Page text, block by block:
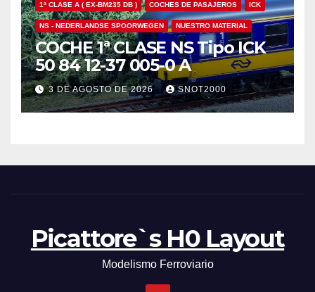
1ª CLASE A ( EX-BM235 DB ) COCHES DE PASAJEROS ICK
NS - NEDERLANDSE SPOORWEGEN NUESTRO MATERIAL
COCHE 1ª CLASE NS Tipo ICK
50 84 12-37 005-0 A
3 DE AGOSTO DE 2026 SNOT2000
Picattore`s H0 Layout
Modelismo Ferroviario